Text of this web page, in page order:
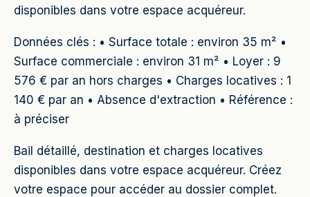
disponibles dans votre espace acquéreur.
Données clés : • Surface totale : environ 35 m² •
Surface commerciale : environ 31 m² • Loyer : 9
576 € par an hors charges • Charges locatives : 1
140 € par an • Absence d'extraction • Référence :
à préciser
Bail détaillé, destination et charges locatives
disponibles dans votre espace acquéreur. Créez
votre espace pour accéder au dossier complet.